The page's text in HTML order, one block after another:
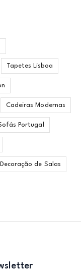
Tapetes Lisboa
Cadeiras Modernas
Portugal
Decoração de Salas